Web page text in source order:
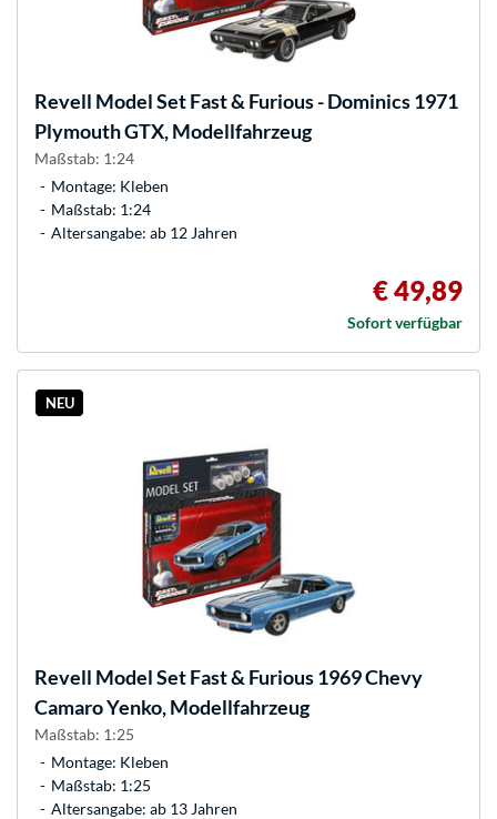
Revell Model Set Fast & Furious - Dominics 1971
Plymouth GTX, Modellfahrzeug
Maßstab: 1:24
Montage: Kleben
Maßstab: 1:24
Altersangabe: ab 12 Jahren
€ 49,89
Sofort verfügbar
NEU
Revell Model Set Fast & Furious 1969 Chevy
Camaro Yenko, Modellfahrzeug
Maßstab: 1:25
Montage: Kleben
Maßstab: 1:25
Altersangabe: ab 13 Jahren